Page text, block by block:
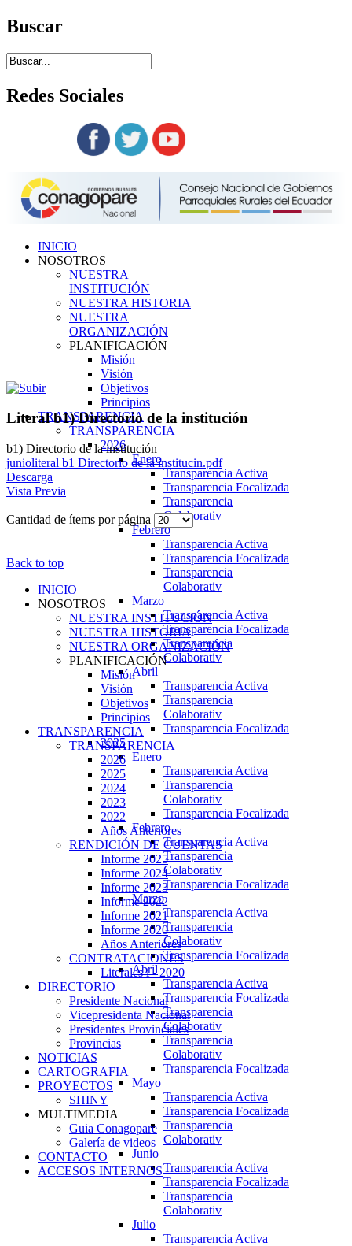
Buscar
Redes Sociales
INICIO
NOSOTROS
NUESTRA
INSTITUCIÓN
NUESTRA HISTORIA
NUESTRA
ORGANIZACIÓN
PLANIFICACIÓN
Misión
Visión
Objetivos
Principios
TRANSPARENCIA
TRANSPARENCIA
2026
Enero
Transparencia Activa
Transparencia Focalizada
Transparencia
Colaborativ
Febrero
Transparencia Activa
Transparencia Focalizada
Transparencia
Colaborativ
Marzo
Transparencia Activa
Transparencia Focalizada
Transparencia
Colaborativ
Abril
Transparencia Activa
Transparencia
Colaborativ
Transparencia Focalizada
2025
Enero
Transparencia Activa
Transparencia
Colaborativ
Transparencia Focalizada
Febrero
Transparencia Activa
Transparencia
Colaborativ
Transparencia Focalizada
Marzo
Transparencia Activa
Transparencia
Colaborativ
Transparencia Focalizada
Abril
Transparencia Activa
Transparencia Focalizada
Transparencia
Colaborativ
Transparencia
Colaborativ
Transparencia Focalizada
Mayo
Transparencia Activa
Transparencia Focalizada
Transparencia
Colaborativ
Junio
Transparencia Activa
Transparencia Focalizada
Transparencia
Colaborativ
Julio
Transparencia Activa
Literal b1) Directorio de la institución
b1) Directorio de la institución
junioliteral b1 Directorio de la institucin.pdf
Descarga
Vista Previa
Cantidad de ítems por página
Back to top
INICIO
NOSOTROS
NUESTRA INSTITUCIÓN
NUESTRA HISTORIA
NUESTRA ORGANIZACIÓN
PLANIFICACIÓN
Misión
Visión
Objetivos
Principios
TRANSPARENCIA
TRANSPARENCIA
2026
2025
2024
2023
2022
Años Anteriores
RENDICIÓN DE CUENTAS
Informe 2025
Informe 2024
Informe 2023
Informe 2022
Informe 2021
Informe 2020
Años Anteriores
CONTRATACIONES
Literales i - 2020
DIRECTORIO
Presidente Nacional
Vicepresidenta Nacional
Presidentes Provinciales
Provincias
NOTICIAS
CARTOGRAFIA
PROYECTOS
SHINY
MULTIMEDIA
Guia Conagopare
Galería de videos
CONTACTO
ACCESOS INTERNOS